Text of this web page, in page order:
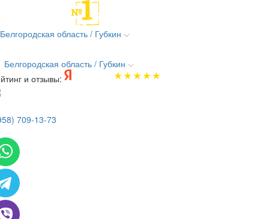
Белгородская область / Губкин
Белгородская область / Губкин
и отзывы:
709-13-73